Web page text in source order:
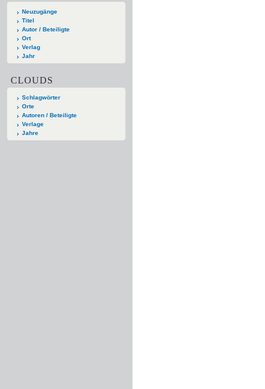
Neuzugänge
Titel
Autor / Beteiligte
Ort
Verlag
Jahr
CLOUDS
Schlagwörter
Orte
Autoren / Beteiligte
Verlage
Jahre